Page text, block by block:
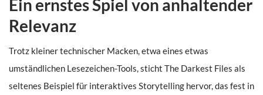
Ein ernstes Spiel von anhaltender
Relevanz
Trotz kleiner technischer Macken, etwa eines etwas
umständlichen Lesezeichen-Tools, sticht The Darkest Files als
seltenes Beispiel für interaktives Storytelling hervor, das fest in